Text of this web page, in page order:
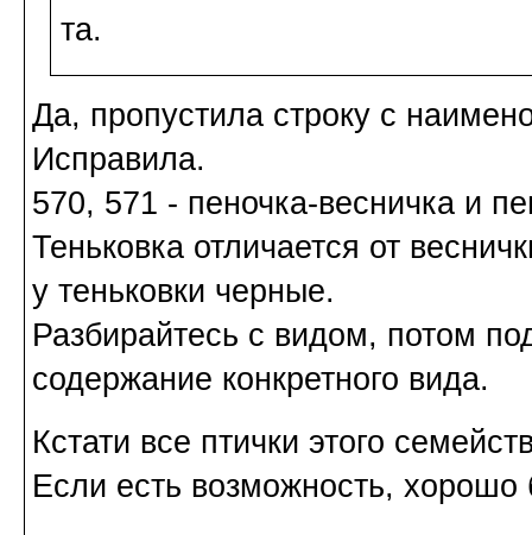
та.
Да, пропустила строку с
Исправила.
570, 571 - пеночка-весничка и
Теньковка отличается от
у теньковки черные.
Разбирайтесь с видом, потом
содержание конкретного вида.
Кстати все птички этого
Если есть возможность, хорошо